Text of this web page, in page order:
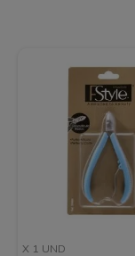
X 1 UND